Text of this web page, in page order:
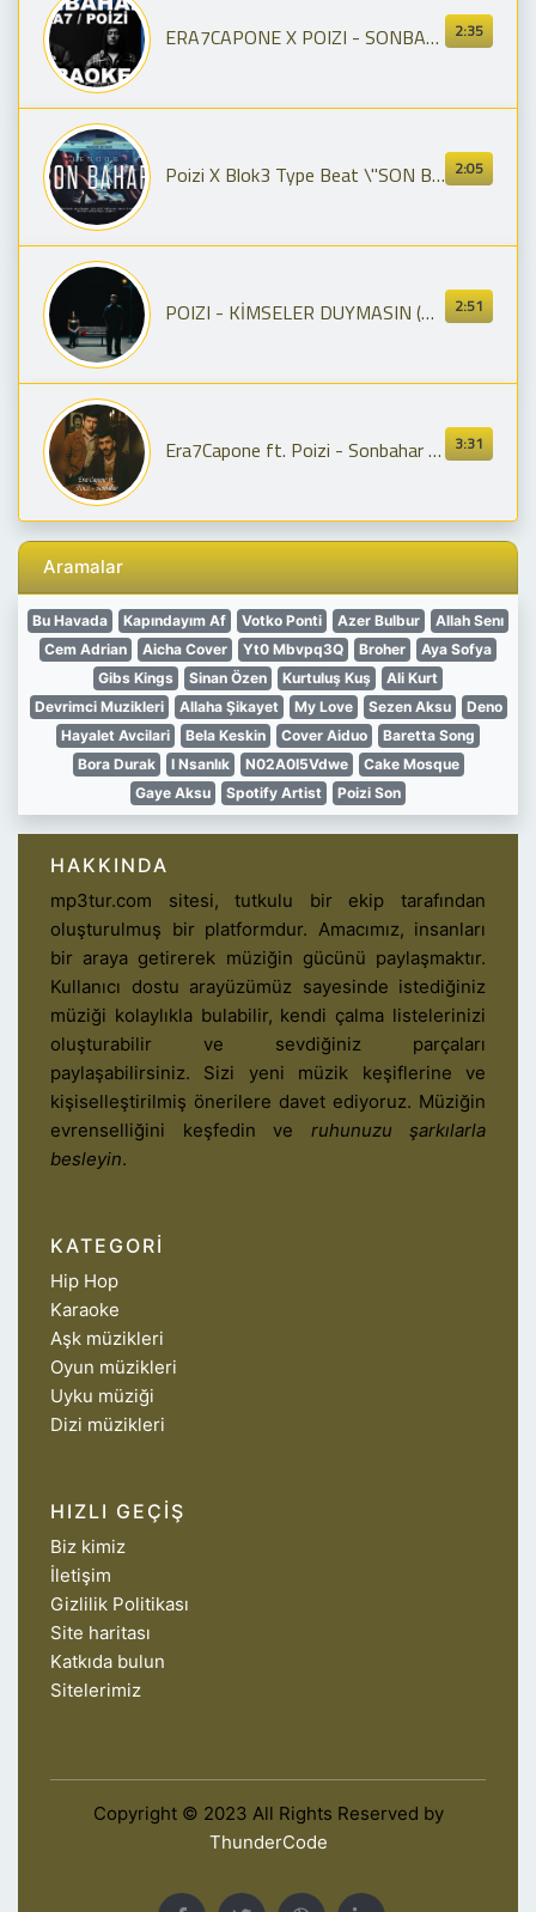
2:35
ERA7CAPONE X POIZI - SONBAHAR / (Karaoke) / COVER
2:05
Poizi X Blok3 Type Beat \"SON BAHAR\"
2:51
POIZI - KİMSELER DUYMASIN (Official Video)
3:31
Era7Capone ft. Poizi - Sonbahar Arabesk Versiyonu
Aramalar
Bu Havada Kapındayım Af Votko Ponti Azer Bulbur
Allah Senı
Cem Adrian
Aicha Cover Yt0 Mbvpq3Q Broher
Aya Sofya
Gibs Kings
Sinan Özen Kurtuluş Kuş
Ali Kurt
Devrimci Muzikleri
Allaha Şikayet My Love Sezen Aksu
Deno
Hayalet Avcilari
Bela Keskin Cover Aiduo
Baretta Song
Bora Durak
I Nsanlık N02A0I5Vdwe
Cake Mosque
Gaye Aksu
Spotify Artist Poizi Son
HAKKINDA
mp3tur.com sitesi, tutkulu bir ekip tarafından
oluşturulmuş bir platformdur. Amacımız, insanları
bir araya getirerek müziğin gücünü paylaşmaktır.
Kullanıcı dostu arayüzümüz sayesinde istediğiniz
müziği kolaylıkla bulabilir, kendi çalma listelerinizi
oluşturabilir ve sevdiğiniz parçaları
paylaşabilirsiniz. Sizi yeni müzik keşiflerine ve
kişiselleştirilmiş önerilere davet ediyoruz. Müziğin
evrenselliğini keşfedin ve ruhunuzu şarkılarla
besleyin.
KATEGORI
Hip Hop
Karaoke
Aşk müzikleri
Oyun müzikleri
Uyku müziği
Dizi müzikleri
HIZLI GEÇIŞ
Biz kimiz
İletişim
Gizlilik Politikası
Site haritası
Katkıda bulun
Sitelerimiz
Copyright © 2023 All Rights Reserved by
ThunderCode